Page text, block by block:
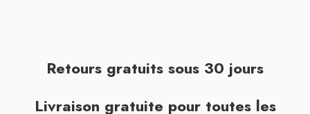
Retours gratuits sous 30 jours
Livraison gratuite pour toutes les